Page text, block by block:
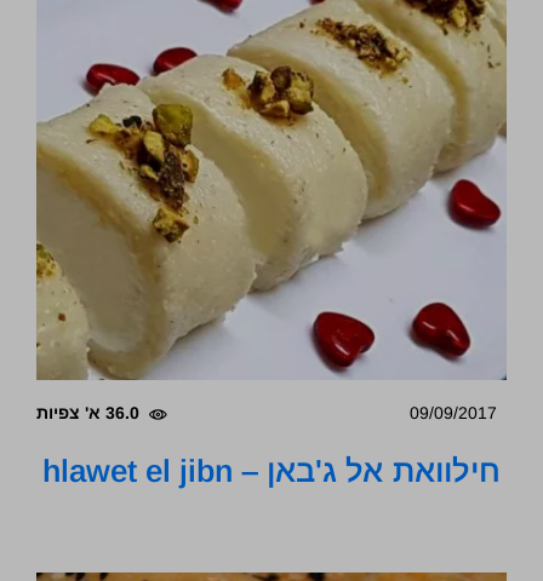
09/09/2017 36.0 א' צפיות
חילוואת אל ג'באן – hlawet el jibn